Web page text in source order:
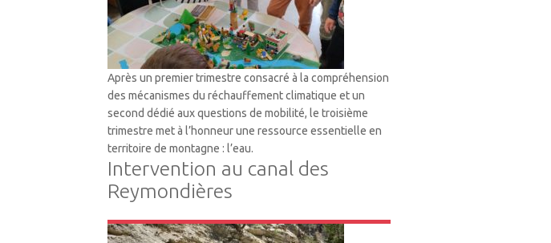
Après un premier trimestre consacré à la compréhension
des mécanismes du réchauffement climatique et un
second dédié aux questions de mobilité, le troisième
trimestre met à l’honneur une ressource essentielle en
territoire de montagne : l’eau.
Intervention au canal des
Reymondières
VTM